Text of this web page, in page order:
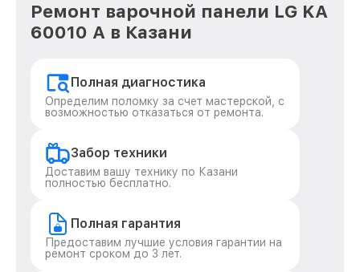
Ремонт варочной панели LG KA
60010 A в Казани
Полная диагностика
Определим поломку за счет мастерской, с
возможностью отказаться от ремонта.
Забор техники
Доставим вашу технику по Казани
полностью бесплатно.
Полная гарантия
Предоставим лучшие условия гарантии на
ремонт сроком до 3 лет.